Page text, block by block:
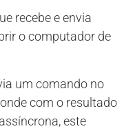
recebe e envia
o computador de
um comando no
com o resultado
este